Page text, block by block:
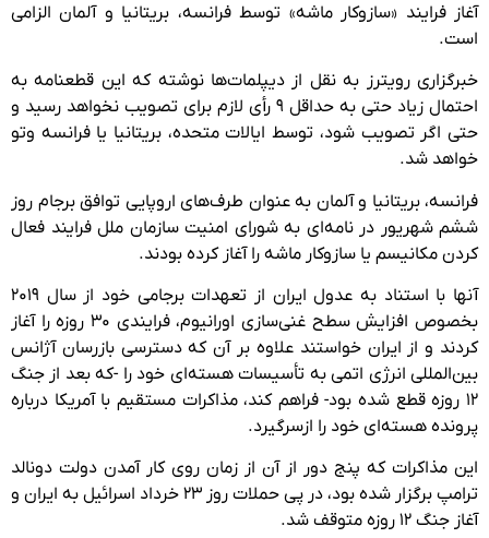
آغاز فرایند «سازوکار ماشه» توسط فرانسه، بریتانیا و آلمان الزامی
است.
خبرگزاری رویترز به نقل از دیپلمات‌ها نوشته که این قطعنامه به
احتمال زیاد حتی به حداقل ۹ رأی لازم برای تصویب نخواهد رسید و
حتی اگر تصویب شود، توسط ایالات متحده، بریتانیا یا فرانسه وتو
خواهد شد.
فرانسه، بریتانیا و آلمان به عنوان طرف‌های اروپایی توافق برجام روز
ششم شهریور در نامه‌ای به شورای امنیت سازمان ملل فرایند فعال
کردن مکانیسم یا سازوکار ماشه را آغاز کرده بودند.
آنها با استناد به عدول ایران از تعهدات برجامی خود از سال ۲۰۱۹
بخصوص افزایش سطح غنی‌سازی اورانیوم، فرایندی ۳۰ روزه را آغاز
کردند و از ایران خواستند علاوه بر آن که دسترسی بازرسان آژانس
بین‌المللی انرژی اتمی به تأسیسات هسته‌ای خود را -که بعد از جنگ
۱۲ روزه قطع شده بود- فراهم کند، مذاکرات مستقیم با آمریکا درباره
پرونده هسته‌ای خود را ازسرگیرد.
این مذاکرات که پنج دور از آن از زمان روی کار آمدن دولت دونالد
ترامپ برگزار شده بود، در پی حملات روز ۲۳ خرداد اسرائیل به ایران و
آغاز جنگ ۱۲ روزه متوقف شد.